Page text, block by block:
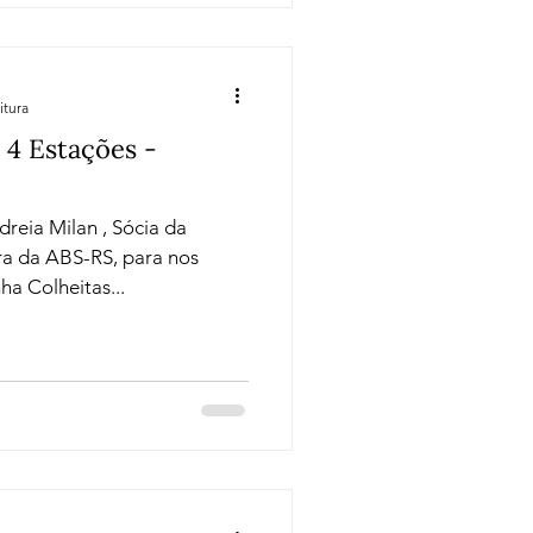
Estações -
Milan , Sócia da
da ABS-RS, para nos
Colheitas...